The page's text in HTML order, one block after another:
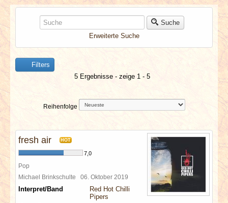
NEUESTE ARTIKEL
NEWS & DATES
BERICHTE
VERLOSUNGEN
SPECIALS
REDAKTION
Suche
Erweiterte Suche
Filters
5 Ergebnisse - zeige 1 - 5
Reihenfolge
fresh air HOT
7,0
Pop
Michael Brinkschulte 06. Oktober 2019
Interpret/Band
Red Hot Chilli
Pipers